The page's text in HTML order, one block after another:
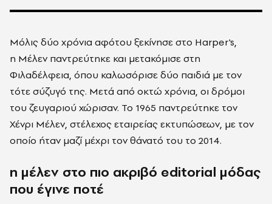
Μόλις δύο χρόνια αφότου ξεκίνησε στο Harper's,
η Μέλεν παντρεύτηκε και μετακόμισε στη
Φιλαδέλφεια, όπου καλωσόρισε δύο παιδιά με τον
τότε σύζυγό της. Μετά από οκτώ χρόνια, οι δρόμοι
του ζευγαριού χώρισαν. Το 1965 παντρεύτηκε τον
Χένρι Μέλεν, στέλεχος εταιρείας εκτυπώσεων, με τον
οποίο ήταν μαζί μέχρι τον θάνατό του το 2014.
η μέλεν στο πιο ακριβό editorial μόδας
που έγινε ποτέ